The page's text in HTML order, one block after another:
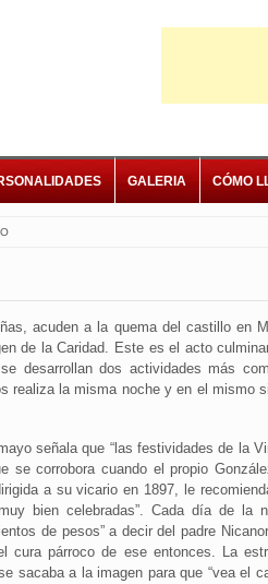
GALERIA CÓMO
acuden a la quema del castillo en
de la Caridad. Este es el acto
desarrollan dos actividades más
realiza la misma noche y en el mismo
señala que “las festividades de la
se corrobora cuando el propio
a su vicario en 1897, le
bien celebradas”. Cada día de la
de pesos” a decir del padre
cura párroco de ese entonces. La
sacaba a la imagen para que “vea el